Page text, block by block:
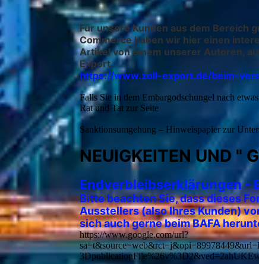
Für unsere Kunden aus dem Bereich
Commerce haben wir hier einen
Artikel von einem unserer Autoren,
Export.
https://www.zoll-export.de/beim-
Falls Sie in dem Embargodschungel nach
Rat und Tat zur Seite
Sanktionsumgehung – Hinweispapier zur
NEUIGKEITEN UND "
Endverbleibserklärungen -
Bitte beachten Sie, dass dieses
Ausstellers (also Ihres Kunden)
sich auch gerne beim BAFA
https://www.google.com/url?